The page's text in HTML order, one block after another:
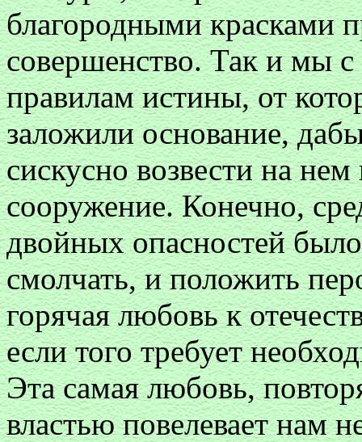
благородными красками
совершенство. Так и мы
правилам истины, от
заложили основание,
сискусно возвести на
сооружение. Конечно,
двойных опасностей
смолчать, и положить
горячая любовь к
если того требует
Эта самая любовь,
властью повелевает нам